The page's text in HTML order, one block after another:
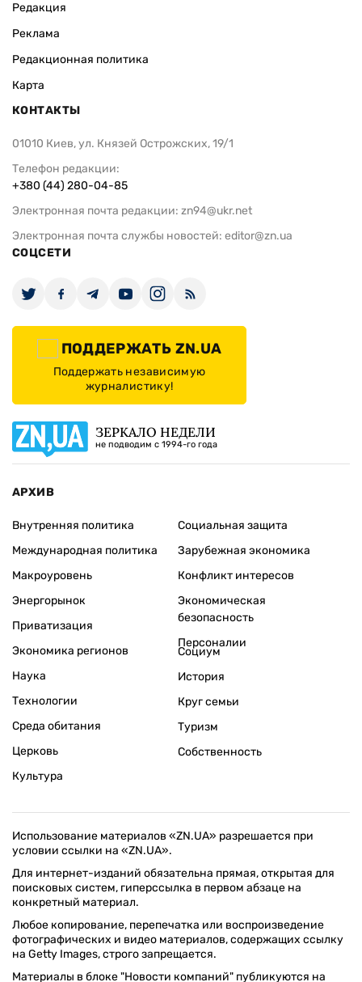
Редакция
Реклама
Редакционная политика
Карта
КОНТАКТЫ
01010 Киев, ул. Князей Острожских, 19/1
Телефон редакции:
+380 (44) 280-04-85
Электронная почта редакции: zn94@ukr.net
Электронная почта службы новостей: editor@zn.ua
СОЦСЕТИ
ПОДДЕРЖАТЬ ZN.UA
Поддержать независимую
журналистику!
ЗЕРКАЛО НЕДЕЛИ
не подводим с 1994-го года
АРХИВ
Внутренняя политика
Международная политика
Макроуровень
Энергорынок
Приватизация
Экономика регионов
Социальная защита
Зарубежная экономика
Конфликт интересов
Экономическая
безопасность
Персоналии
Наука
Технологии
Среда обитания
Церковь
Культура
Социум
История
Круг семьи
Туризм
Собственность
Использование материалов «ZN.UA» разрешается при
условии ссылки на «ZN.UA».
Для интернет-изданий обязательна прямая, открытая для
поисковых систем, гиперссылка в первом абзаце на
конкретный материал.
Любое копирование, перепечатка или воспроизведение
фотографических и видео материалов, содержащих ссылку
на Getty Images, строго запрещается.
Материалы в блоке "Новости компаний" публикуются на